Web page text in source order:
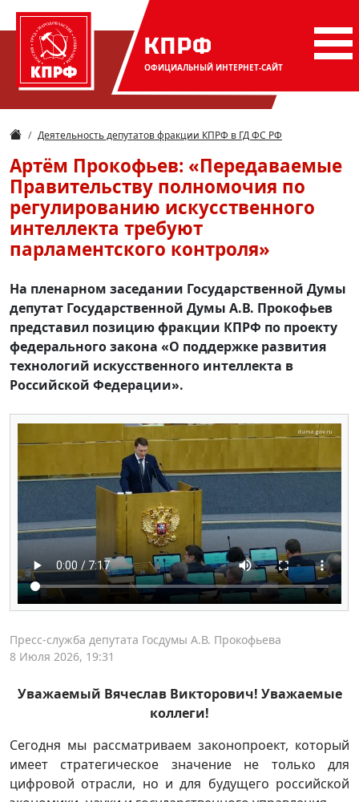
КПРФ
ОФИЦИАЛЬНЫЙ ИНТЕРНЕТ-САЙТ
Деятельность депутатов фракции КПРФ в ГД ФС РФ
Артём Прокофьев: «Передаваемые
Правительству полномочия по
регулированию искусственного
интеллекта требуют
парламентского контроля»
На пленарном заседании Государственной Думы
депутат Государственной Думы А.В. Прокофьев
представил позицию фракции КПРФ по проекту
федерального закона «О поддержке развития
технологий искусственного интеллекта в
Российской Федерации».
Пресс-служба депутата Госдумы А.В. Прокофьева
8 Июля 2026, 19:31
Уважаемый Вячеслав Викторович! Уважаемые
коллеги!
Сегодня мы рассматриваем законопроект, который
имеет стратегическое значение не только для
цифровой отрасли, но и для будущего российской